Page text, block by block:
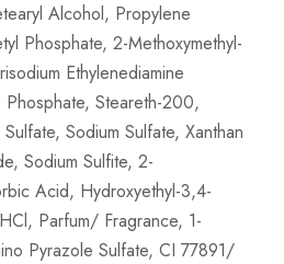
Alcohol, Propylene
Phosphate, 2-Methoxymethyl-
Ethylenediamine
Steareth-200,
Sodium Sulfate, Xanthan
Sodium Sulfite, 2-
Acid, Hydroxyethyl-3,4-
Parfum/ Fragrance, 1-
Pyrazole Sulfate, CI 77891/